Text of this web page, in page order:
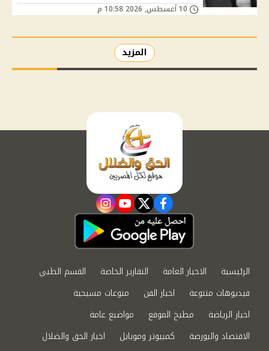
المزيد
facebook
twitter
youtube
instagram
الرئيسية الاخبار العامة التقارير الخاصة
القسم الطبي
فيديوهات متنوعة
اخبار الفن
منوعات مسيحية
اخبار الرياضة
مطبخ الموقع
مواضيع عامة
الاقتصاد والبورصة
كمبيوتر وموبايل
اخبار الحق والضلال